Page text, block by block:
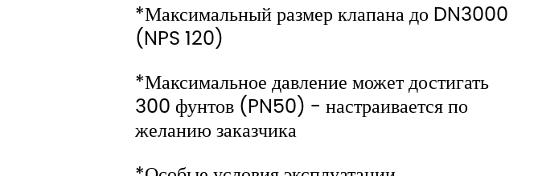
*Максимальный размер клапана до DN3000
(NPS 120)
*Максимальное давление может достигать
300 фунтов (PN50) - настраивается по
желанию заказчика